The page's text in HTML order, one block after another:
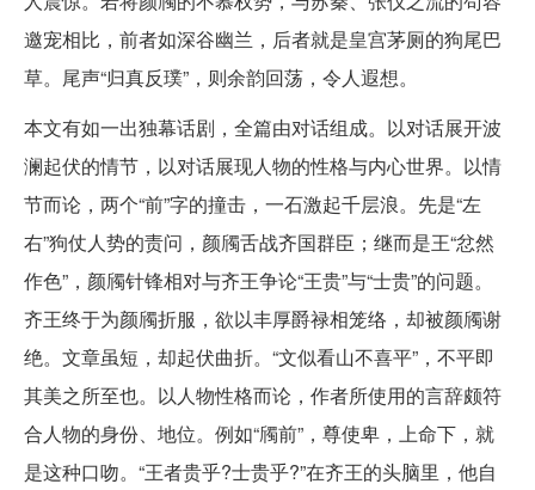
邀宠相比，前者如深谷幽兰，后者就是皇宫茅厕的狗尾巴
草。尾声“归真反璞”，则余韵回荡，令人遐想。
本文有如一出独幕话剧，全篇由对话组成。以对话展开波
澜起伏的情节，以对话展现人物的性格与内心世界。以情
节而论，两个“前”字的撞击，一石激起千层浪。先是“左
右”狗仗人势的责问，颜斶舌战齐国群臣；继而是王“忿然
作色”，颜斶针锋相对与齐王争论“王贵”与“士贵”的问题。
齐王终于为颜斶折服，欲以丰厚爵禄相笼络，却被颜斶谢
绝。文章虽短，却起伏曲折。“文似看山不喜平”，不平即
其美之所至也。以人物性格而论，作者所使用的言辞颇符
合人物的身份、地位。例如“斶前”，尊使卑，上命下，就
是这种口吻。“王者贵乎?士贵乎?”在齐王的头脑里，他自